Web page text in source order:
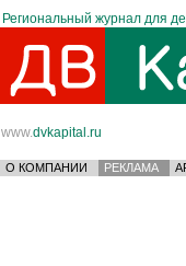
Региональный журнал для
www.dvkapital.ru
О КОМПАНИИ РЕКЛАМА